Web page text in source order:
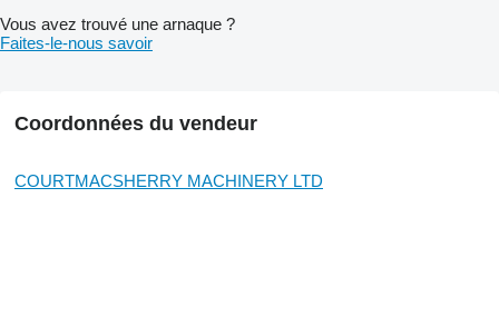
Vous avez trouvé une arnaque ?
Faites-le-nous savoir
Coordonnées du vendeur
COURTMACSHERRY MACHINERY LTD